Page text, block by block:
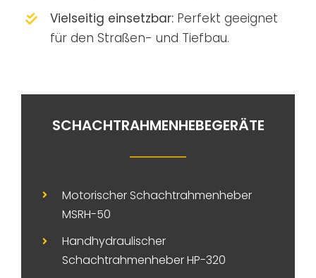
Vielseitig einsetzbar:Perfekt geeignet
für den Straßen- und Tiefbau.
SCHACHTRAHMENHEBEGERÄTE
Motorischer Schachtrahmenheber
MSRH-50
Handhydraulischer
Schachtrahmenheber HP-320